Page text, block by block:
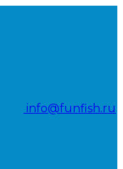
info@funfish.ru